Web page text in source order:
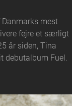
Danmarks mest
fejre et særligt
år siden, Tina
debutalbum Fuel.